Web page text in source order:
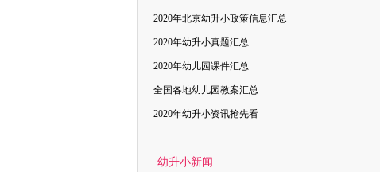
2020年北京幼升小政策信息汇总
2020年幼升小真题汇总
2020年幼儿园课件汇总
全国各地幼儿园教案汇总
2020年幼升小资讯抢先看
幼升小新闻